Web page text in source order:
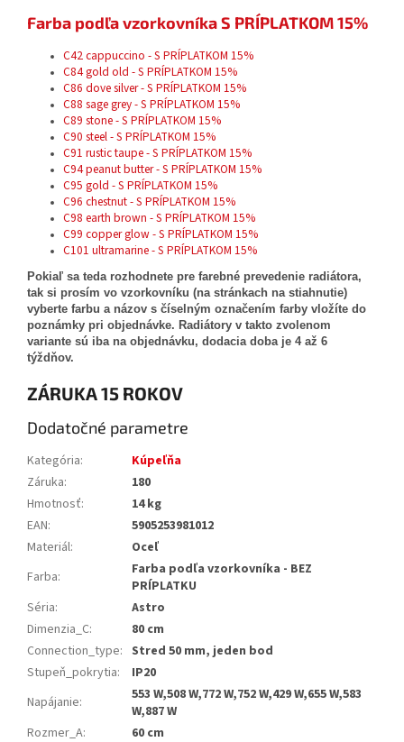
Farba podľa vzorkovníka S PRÍPLATKOM 15%
C42 cappuccino - S PRÍPLATKOM 15%
C84 gold old - S PRÍPLATKOM 15%
C86 dove silver - S PRÍPLATKOM 15%
C88 sage grey - S PRÍPLATKOM 15%
C89 stone - S PRÍPLATKOM 15%
C90 steel - S PRÍPLATKOM 15%
C91 rustic taupe - S PRÍPLATKOM 15%
C94 peanut butter - S PRÍPLATKOM 15%
C95 gold - S PRÍPLATKOM 15%
C96 chestnut - S PRÍPLATKOM 15%
C98 earth brown - S PRÍPLATKOM 15%
C99 copper glow - S PRÍPLATKOM 15%
C101 ultramarine - S PRÍPLATKOM 15%
Pokiaľ sa teda rozhodnete pre farebné prevedenie radiátora,
tak si prosím vo vzorkovníku (na stránkach na stiahnutie)
vyberte farbu a názov s číselným označením farby vložíte do
poznámky pri objednávke. Radiátory v takto zvolenom
variante sú iba na objednávku, dodacia doba je 4 až 6
týždňov.
ZÁRUKA 15 ROKOV
Dodatočné parametre
Kategória:
Kúpeľňa
Záruka:
180
Hmotnosť:
14 kg
EAN:
5905253981012
Materiál:
Oceľ
Farba:
Farba podľa vzorkovníka - BEZ
PRÍPLATKU
Séria:
Astro
Dimenzia_C:
80 cm
Connection_type: Stred 50 mm, jeden bod
Stupeň_pokrytia:
IP20
Napájanie:
553 W,508 W,772 W,752 W,429 W,655 W,583
W,887 W
Rozmer_A: 60 cm